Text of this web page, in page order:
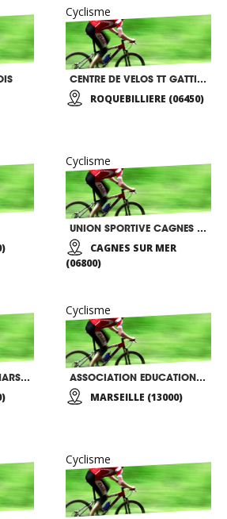
Cyclisme
CENTRE DE VELOS TT GATTI DANIEL
ROQUEBILLIERE (06450)
Cyclisme
UNION SPORTIVE CAGNES CYCLISME
CAGNES SUR MER
(06800)
AMICALE CYCLISTES MARSEILLE EST
Cyclisme
ASSOCIATION EDUCATION POPULAIRE JEUNESSE EVASION
MARSEILLE (13000)
Cyclisme